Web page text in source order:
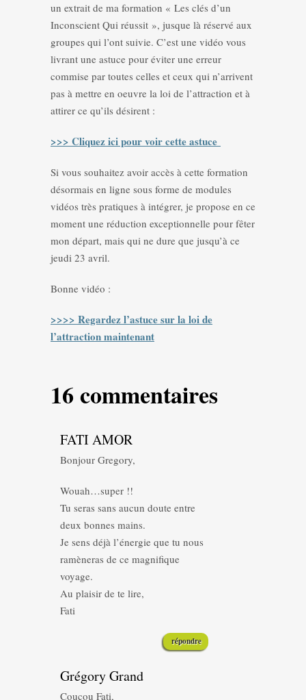
un extrait de ma formation « Les clés d’un
Inconscient Qui réussit », jusque là réservé aux
groupes qui l’ont suivie. C’est une vidéo vous
livrant une astuce pour éviter une erreur
commise par toutes celles et ceux qui n’arrivent
pas à mettre en oeuvre la loi de l’attraction et à
attirer ce qu’ils désirent :
>>> Cliquez ici pour voir cette astuce
Si vous souhaitez avoir accès à cette formation
désormais en ligne sous forme de modules
vidéos très pratiques à intégrer, je propose en ce
moment une réduction exceptionnelle pour fêter
mon départ, mais qui ne dure que jusqu’à ce
jeudi 23 avril.
Bonne vidéo :
>>>> Regardez l’astuce sur la loi de
l’attraction maintenant
16 commentaires
FATI AMOR
Bonjour Gregory,
Wouah…super !!
Tu seras sans aucun doute entre
deux bonnes mains.
Je sens déjà l’énergie que tu nous
ramèneras de ce magnifique
voyage.
Au plaisir de te lire,
Fati
répondre
Grégory Grand
Coucou Fati,